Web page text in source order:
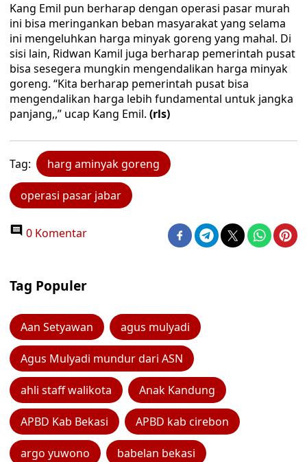
Kang Emil pun berharap dengan operasi pasar murah
ini bisa meringankan beban masyarakat yang selama
ini mengeluhkan harga minyak goreng yang mahal. Di
sisi lain, Ridwan Kamil juga berharap pemerintah pusat
bisa sesegera mungkin mengendalikan harga minyak
goreng. “Kita berharap pemerintah pusat bisa
mengendalikan harga lebih fundamental untuk jangka
panjang,,” ucap Kang Emil. (rls)
Tag: harg aminyak goreng
operasi pasar jabar
0 Komentar
Tag Populer
Aan Setyawan agus mulyadi
Agus Mulyadi mundur dari ASN
ahli staff walikota Anak Kandung
APBD Kab Bekasi APBD kab cirebon
argo yuwono babelan bekasi